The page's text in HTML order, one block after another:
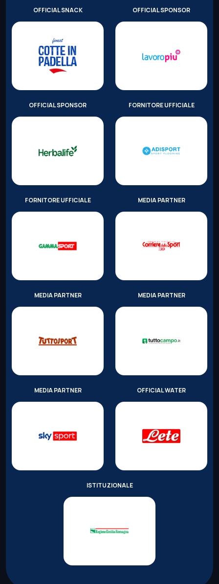
OFFICIAL SNACK OFFICIAL SPONSOR
OFFICIAL SPONSOR FORNITORE UFFICIALE
FORNITORE UFFICIALE MEDIA PARTNER
MEDIA PARTNER MEDIA PARTNER
MEDIA PARTNER OFFICIAL WATER
ISTITUZIONALE